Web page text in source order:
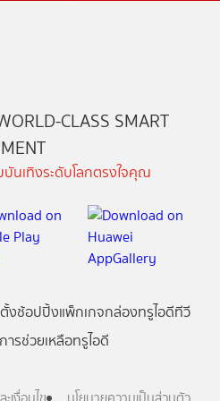
CLASS SMART
นเทิงระดับโลกตรงใจคุณ
งช้อปปิ้งแพ็กเกจกล่องทรูไอดีทีวี
ารช่วยเหลือทรูไอดี